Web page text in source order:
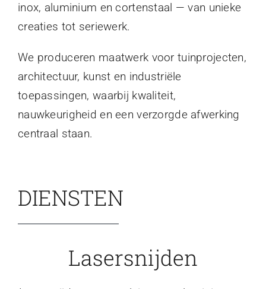
inox, aluminium en cortenstaal — van unieke
creaties tot seriewerk.
We produceren maatwerk voor tuinprojecten,
architectuur, kunst en industriële
toepassingen, waarbij kwaliteit,
nauwkeurigheid en een verzorgde afwerking
centraal staan.
DIENSTEN
Lasersnijden